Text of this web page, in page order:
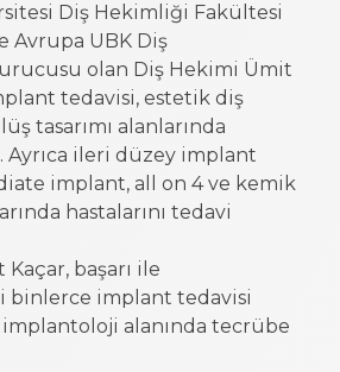
Diş Hekimliği Fakültesi
Avrupa UBK Diş
olan Diş Hekimi Ümit
tedavisi, estetik diş
tasarımı alanlarında
Ayrıca ileri düzey implant
implant, all on 4 ve kemik
hastalarını tedavi
başarı ile
implant tedavisi
alanında tecrübe